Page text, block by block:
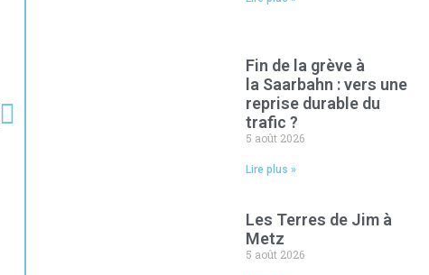
Fin de la grève à
la Saarbahn : vers une
reprise durable du
trafic ?
5 août 2026
Lire plus »
Les Terres de Jim à
Metz
5 août 2026